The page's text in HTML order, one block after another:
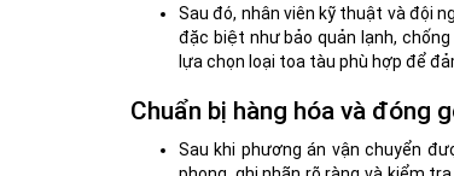
Sau đó, nhân viên kỹ thuật và đội
đặc biệt như bảo quản lạnh,
lựa chọn loại toa tàu phù hợp để
Chuẩn bị hàng hóa và đóng
Sau khi phương án vận chuyển